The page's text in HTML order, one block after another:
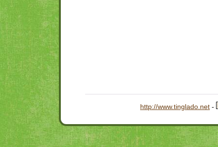
http://www.tinglado.net -